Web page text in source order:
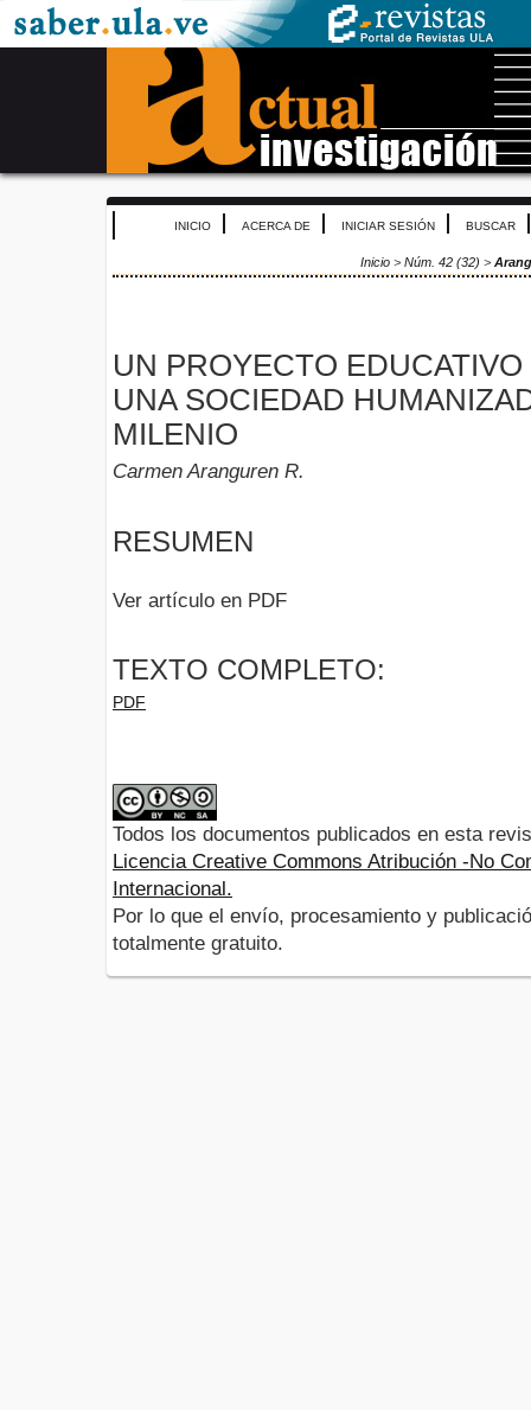
INICIO ACERCA DE INICIAR SESIÓN BUSCAR
Inicio> Núm. 42 (32) >
UN PROYECTO
UNA SOCIEDAD
MILENIO
Carmen Aranguren R.
RESUMEN
Ver artículo en PDF
TEXTO COMPLETO:
PDF
Todos los documentos publicados en esta
Licencia Creative Commons Atribución -No
Internacional.
Por lo que el envío, procesamiento y
totalmente gratuito.